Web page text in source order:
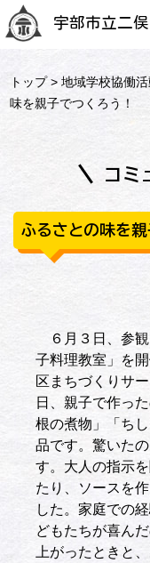
宇部市立二
トップ>地域学校協働活
味を親子でつくろう！
コミ
ふるさとの味を親
６月３日、参観
子料理教室」を
区まちづくりサ
日、親子で作っ
根の煮物」「ち
品です。驚いた
す。大人の指示
たり、ソースを
した。家庭での
どもたちが喜ん
上がったときと